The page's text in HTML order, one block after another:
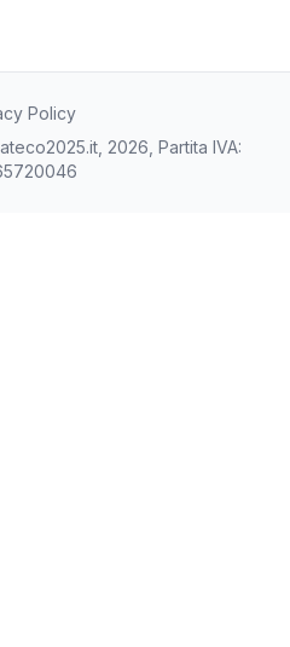
Policy
2026, Partita IVA: